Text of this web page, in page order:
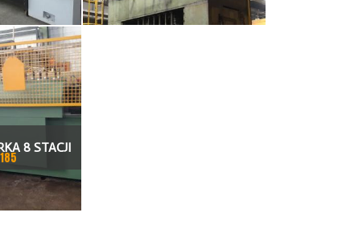
8 STACJI